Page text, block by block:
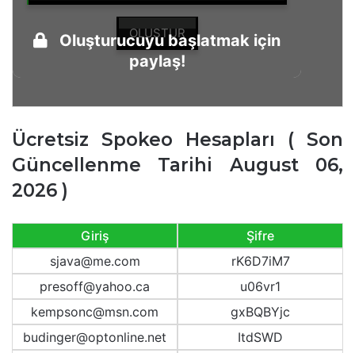
OLUŞTUR
Oluşturucuyu başlatmak için
paylaş!
Ücretsiz Spokeo Hesapları ( Son
Güncellenme Tarihi August 06,
2026 )
Giriş
Şifre
sjava@me.com
rK6D7iM7
presoff@yahoo.ca
u06vr1
kempsonc@msn.com
gxBQBYjc
budinger@optonline.net
ItdSWD